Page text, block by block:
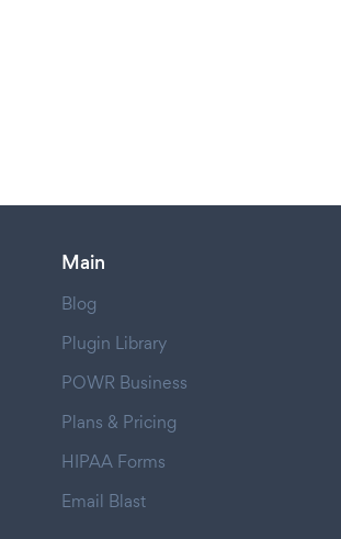
Main
Blog
Plugin Library
POWR Business
Plans & Pricing
HIPAA Forms
Email Blast